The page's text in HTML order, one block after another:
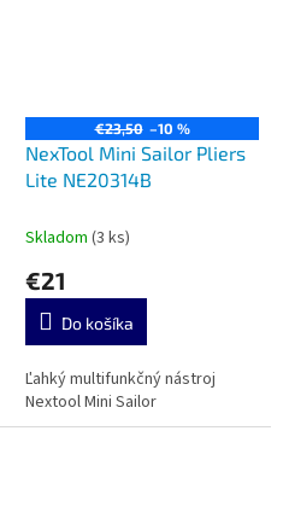
€23,50 –10 %
NexTool Mini Sailor Pliers
Lite NE20314B
Skladom (3 ks)
€21
Do košíka
Ľahký multifunkčný nástroj
Nextool Mini Sailor